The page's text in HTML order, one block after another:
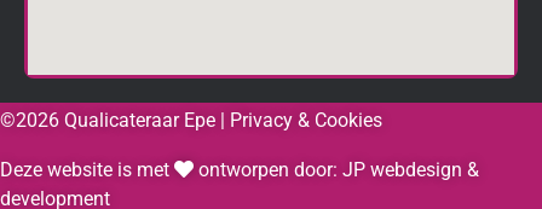
©2026 Qualicateraar Epe | Privacy & Cookies
Deze website is met ontworpen door: JP webdesign &
development